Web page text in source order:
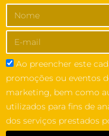
Ao preencher este
promoções ou eventos
marketing, bem como
utilizados para fins de
dos serviços prestados